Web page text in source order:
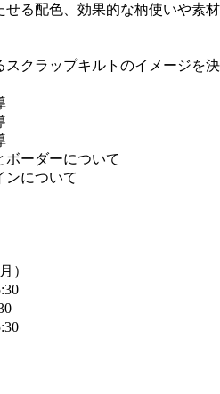
る配色、効果的な柄使いや素材
クラップキルトのイメージを決
ボーダーについて
ンについて
）